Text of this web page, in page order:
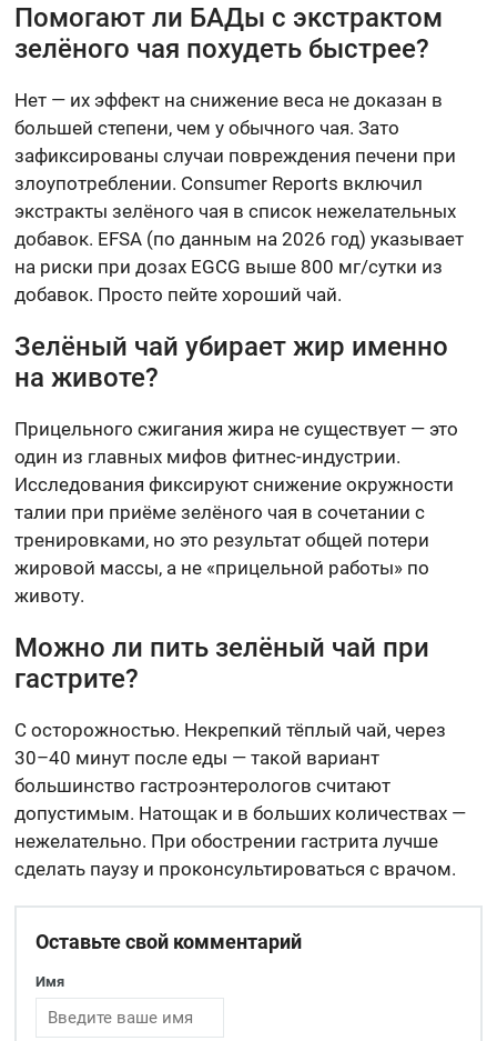
Помогают ли БАДы с экстрактом
зелёного чая похудеть быстрее?
Нет — их эффект на снижение веса не доказан в
большей степени, чем у обычного чая. Зато
зафиксированы случаи повреждения печени при
злоупотреблении. Consumer Reports включил
экстракты зелёного чая в список нежелательных
добавок. EFSA (по данным на 2026 год) указывает
на риски при дозах EGCG выше 800 мг/сутки из
добавок. Просто пейте хороший чай.
Зелёный чай убирает жир именно
на животе?
Прицельного сжигания жира не существует — это
один из главных мифов фитнес-индустрии.
Исследования фиксируют снижение окружности
талии при приёме зелёного чая в сочетании с
тренировками, но это результат общей потери
жировой массы, а не «прицельной работы» по
животу.
Можно ли пить зелёный чай при
гастрите?
С осторожностью. Некрепкий тёплый чай, через
30–40 минут после еды — такой вариант
большинство гастроэнтерологов считают
допустимым. Натощак и в больших количествах —
нежелательно. При обострении гастрита лучше
сделать паузу и проконсультироваться с врачом.
Оставьте свой комментарий
Имя